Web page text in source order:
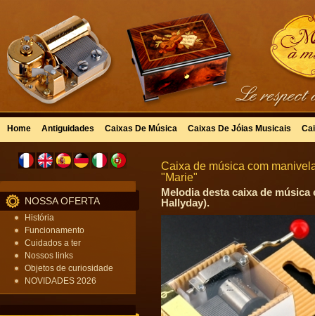
Home Antiguidades Caixas De Música Caixas De Jóias Musicais
NOSSA OFERTA
História
Funcionamento
Cuidados a ter
Nossos links
Objetos de curiosidade
NOVIDADES 2026
Caixa de música com
"Marie"
Melodia desta caixa de
Hallyday).